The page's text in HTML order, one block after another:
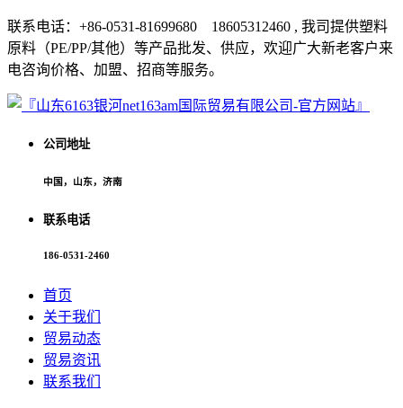
联系电话：+86-0531-81699680 18605312460 , 我司提供塑料
原料（PE/PP/其他）等产品批发、供应，欢迎广大新老客户来
电咨询价格、加盟、招商等服务。
公司地址
中国，山东，济南
联系电话
186-0531-2460
首页
关于我们
贸易动态
贸易资讯
联系我们